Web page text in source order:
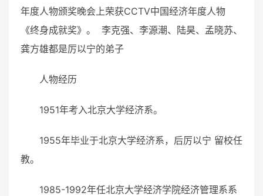
年度人物颁奖晚会上荣获CCTV中国经济年度人物
《终身成就奖》。 李克强、 李源潮、 陆昊、 孟晓苏、
龚方雄都是厉以宁的弟子
人物经历
1951年考入北京大学经济系。
1955年毕业于北京大学经济系，后厉以宁 留校任
教。
1985-1992年任北京大学经济学院经济管理系系